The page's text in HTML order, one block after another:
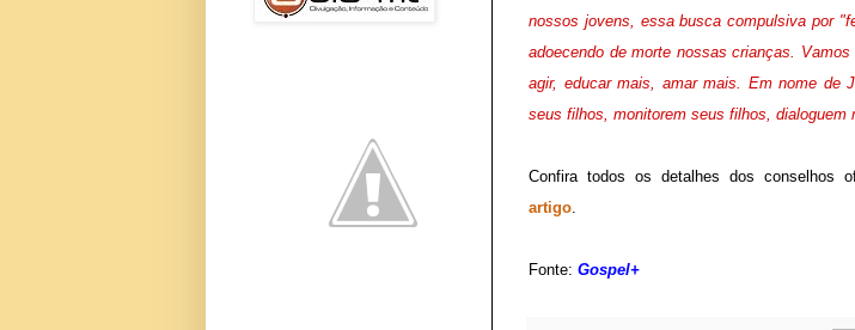
nossos jovens, essa busca compulsiva por
adoecendo de morte nossas crianças.
agir, educar mais, amar mais. Em nome de
seus filhos, monitorem seus filhos, dialoguem
Confira todos os detalhes dos conselhos
artigo
Fonte: Gospel+